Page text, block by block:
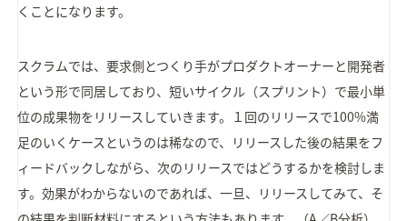
くことになります。
スクラムでは、要求側とつくり手がプロダクトオーナーと開発者
という形で同居しており、短いサイクル（スプリント）で最小単
位の成果物をリリースしていきます。１回のリリースで100%満
足のいくケースというのは稀なので、リリースした後の結果をフ
ィードバックしながら、次のリリースではどうするかを検討しま
す。効果がわからないのであれば、一旦、リリースしてみて、そ